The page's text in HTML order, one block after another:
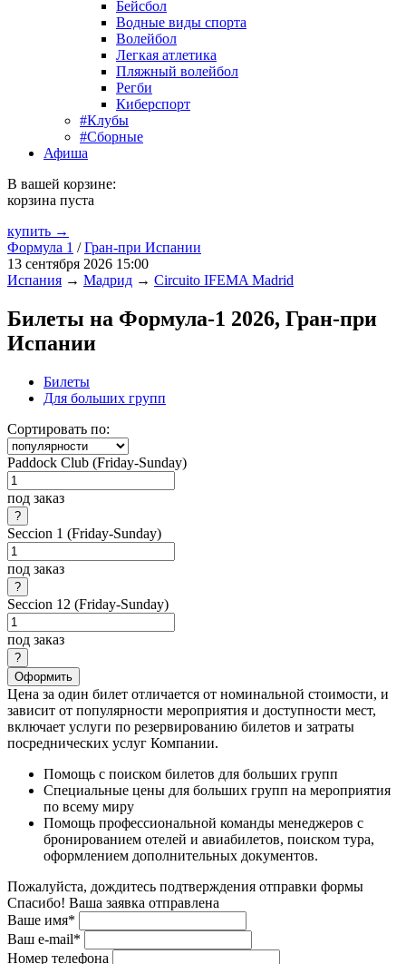
Бейсбол
Водные виды спорта
Волейбол
Легкая атлетика
Пляжный волейбол
Регби
Киберспорт
#Клубы
#Сборные
Афиша
В вашей корзине:
корзина пуста
купить →
Формула 1 /Гран-при Испании
13 сентября 2026 15:00
Испания → Мадрид → Circuito IFEMA Madrid
Билеты на Формула-1 2026, Гран-при
Испании
Билеты
Для больших групп
Сортировать по:
Paddock Club (Friday-Sunday)
под заказ
Seccion 1 (Friday-Sunday)
под заказ
Seccion 12 (Friday-Sunday)
под заказ
Оформить
Цена за один билет отличается от номинальной стоимости, и
зависит от популярности мероприятия и доступности мест,
включает услуги по резервированию билетов и затраты
посреднических услуг Компании.
Помощь с поиском билетов для больших групп
Специальные цены для больших групп на мероприятия
по всему миру
Помощь профессиональной команды менеджеров с
бронированием отелей и авиабилетов, поиском тура,
оформлением дополнительных документов.
Пожалуйста, дождитесь подтверждения отправки формы
Спасибо! Ваша заявка отправлена
Ваше имя*
Ваш e-mail*
Номер телефона